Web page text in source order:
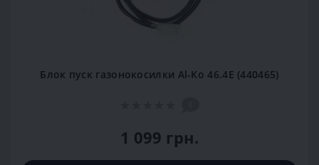
Блок пуск газонокосилки Al-Ko 46.4E (440465)
1 099 грн.